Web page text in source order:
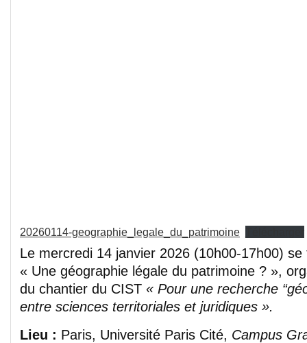
20260114-geographie_legale_du_patrimoine
Le mercredi 14 janvier 2026 (10h00-17h00)
« Une géographie légale du patrimoine ? »,
du chantier du CIST « Pour une recherche
entre sciences territoriales et juridiques ».
Lieu : Paris, Université Paris Cité, Campus